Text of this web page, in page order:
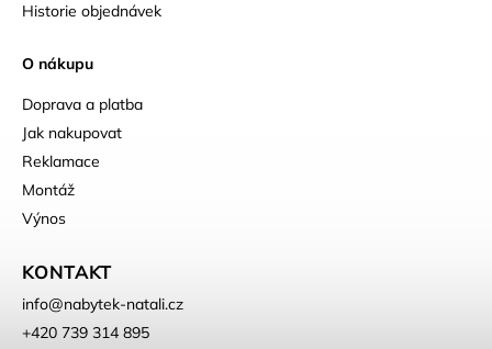
Historie objednávek
O nákupu
Doprava a platba
Jak nakupovat
Reklamace
Montáž
Výnos
KONTAKT
info@nabytek-natali.cz
+420 739 314 895